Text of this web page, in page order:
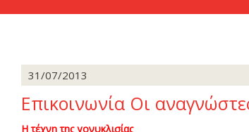
31/07/2013
Επικοινωνία Οι
Η τέχνη της γονυκλισίας